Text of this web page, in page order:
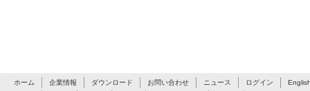
ホーム 企業情報 ダウンロード お問い合わせ ニュース ログイン